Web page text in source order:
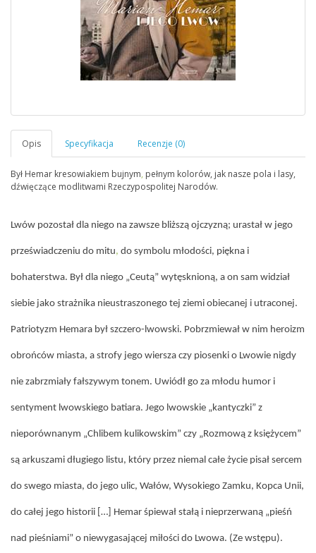
Był Hemar kresowiakiem bujnym, pełnym kolorów, jak nasze pola i lasy,
dźwięczące modlitwami Rzeczypospolitej Narodów.
Lwów pozostał dla niego na zawsze bliższą ojczyzną; urastał w jego
przeświadczeniu do mitu, do symbolu młodości, piękna i
bohaterstwa. Był dla niego „Ceutą” wytęsknioną, a on sam widział
siebie jako strażnika nieustraszonego tej ziemi obiecanej i utraconej.
Patriotyzm Hemara był szczero-lwowski. Pobrzmiewał w nim heroizm
obrońców miasta, a strofy jego wiersza czy piosenki o Lwowie nigdy
nie zabrzmiały fałszywym tonem. Uwiódł go za młodu humor i
sentyment lwowskiego batiara. Jego lwowskie „kantyczki” z
nieporównanym „Chlibem kulikowskim” czy „Rozmową z księżycem”
są arkuszami długiego listu, który przez niemal całe życie pisał sercem
do swego miasta, do jego ulic, Wałów, Wysokiego Zamku, Kopca Unii,
do całej jego historii […] Hemar śpiewał stałą i nieprzerwaną „pieśń
nad pieśniami” o niewygasającej miłości do Lwowa. (Ze wstępu).